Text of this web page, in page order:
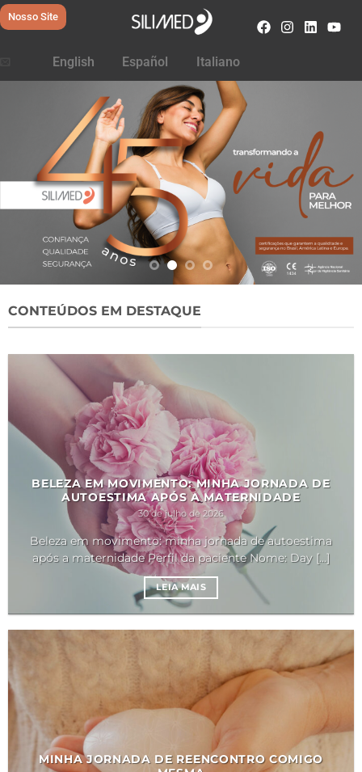
Nosso Site
English Español Italiano
CONTEÚDOS EM DESTAQUE
BELEZA EM MOVIMENTO: MINHA JORNADA DE
AUTOESTIMA APÓS A MATERNIDADE
30 de julho de 2026
Beleza em movimento: minha jornada de autoestima
após a maternidade Perfil da paciente Nome: Day [...]
LEIA MAIS
MINHA JORNADA DE REENCONTRO COMIGO